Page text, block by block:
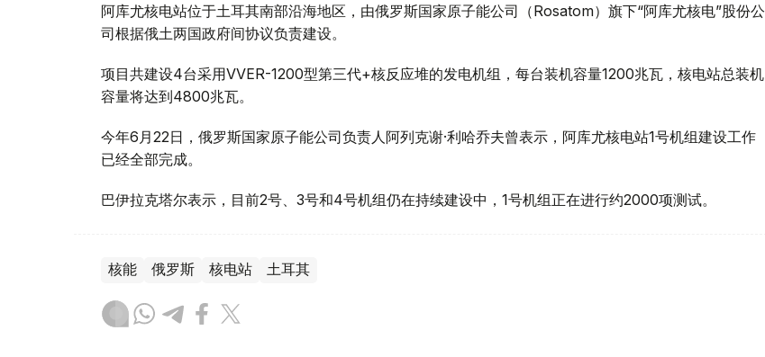
阿库尤核电站位于土耳其南部沿海地区，由俄罗斯国家原子能公司（Rosatom）旗下“阿库尤核电”股份公
司根据俄土两国政府间协议负责建设。
项目共建设4台采用VVER-1200型第三代+核反应堆的发电机组，每台装机容量1200兆瓦，核电站总装机
容量将达到4800兆瓦。
今年6月22日，俄罗斯国家原子能公司负责人阿列克谢·利哈乔夫曾表示，阿库尤核电站1号机组建设工作
已经全部完成。
巴伊拉克塔尔表示，目前2号、3号和4号机组仍在持续建设中，1号机组正在进行约2000项测试。
核能 俄罗斯 核电站 土耳其